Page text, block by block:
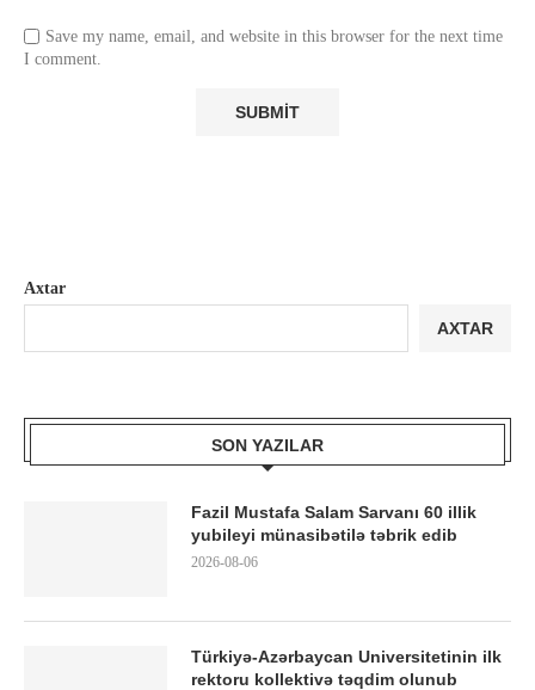
Save my name, email, and website in this browser for the next time
I comment.
Axtar
AXTAR
SON YAZILAR
Fazil Mustafa Salam Sarvanı 60 illik
yubileyi münasibətilə təbrik edib
2026-08-06
Türkiyə-Azərbaycan Universitetinin ilk
rektoru kollektivə təqdim olunub